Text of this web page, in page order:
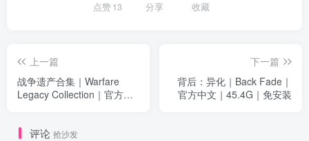
点赞13 分享 收藏
上一篇
战争遗产合集｜Warfare
Legacy Collection｜官方中
下一篇
背后：异化｜Back Fade｜
官方中文｜45.4G｜免安装
评论 抢沙发